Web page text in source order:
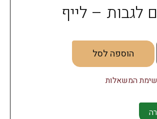
לגבות – לייף
הוספה לסל
המשאלות